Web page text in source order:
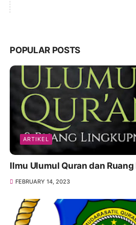
POPULAR POSTS
ARTIKEL
Ilmu Ulumul Quran dan
FEBRUARY 14, 2023